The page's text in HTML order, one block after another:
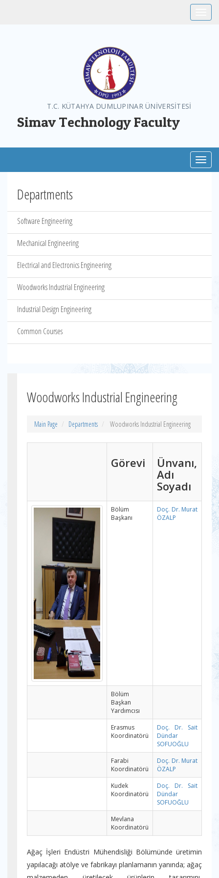
T.C. KÜTAHYA DUMLUPINAR ÜNİVERSİTESİ
Simav Technology Faculty
Departments
Software Engineering
Mechanical Engineering
Electrical and Electronics Engineering
Woodworks Industrial Engineering
Industrial Design Engineering
Common Courses
Woodworks Industrial Engineering
Main Page Departments Woodworks Industrial Engineering
Görevi
Ünvanı,
Adı
Soyadı
Bölüm
Başkanı
Doç. Dr. Murat
ÖZALP
Bölüm
Başkan
Yardımcısı
Erasmus
Koordinatörü
Doç. Dr. Sait
Dündar
SOFUOĞLU
Farabi
Koordinatörü
Doç. Dr. Murat
ÖZALP
Kudek
Koordinatörü
Doç. Dr. Sait
Dündar
SOFUOĞLU
Mevlana
Koordinatörü
Ağaç İşleri Endüstri Mühendisliği Bölümünde üretimin
yapılacağı atölye ve fabrikayı planlamanın yanında; ağaç